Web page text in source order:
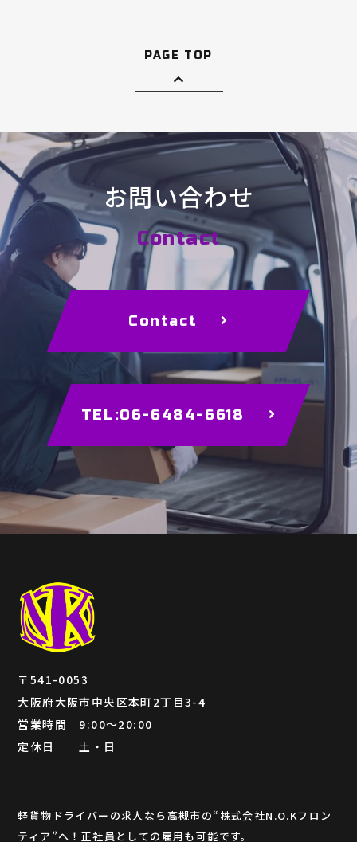
PAGE TOP
お問い合わせ
Contact
Contact
TEL:06-6484-6618
〒541-0053
大阪府大阪市中央区本町2丁目3-4
営業時間｜9:00～20:00
定休日 ｜土・日
軽貨物ドライバーの求人なら高槻市の“株式会社N.O.Kフロン
ティア”へ！正社員としての雇用も可能です。